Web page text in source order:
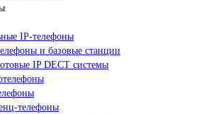
IP-телефоны
и базовые станции
IP DECT системы
телефоны